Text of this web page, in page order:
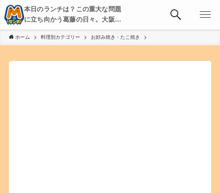
本日のランチは？この重大な問題
に立ち向かう葛藤の日々。大阪・
京都・神戸を中心とした食べ歩
き、飲み歩きを綴る。
ホーム 料理別カテゴリー お好み焼き・たこ焼き